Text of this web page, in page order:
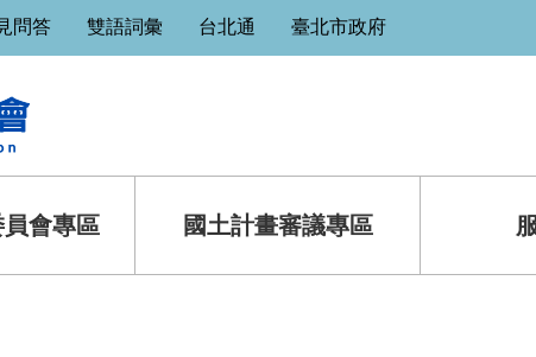
問答 雙語詞彙 台北通 臺北市政府
會專區 國土計畫審議專區